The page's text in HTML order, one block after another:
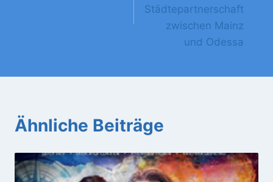
Städtepartnerschaft
zwischen Mainz
und Odessa
Ähnliche Beiträge